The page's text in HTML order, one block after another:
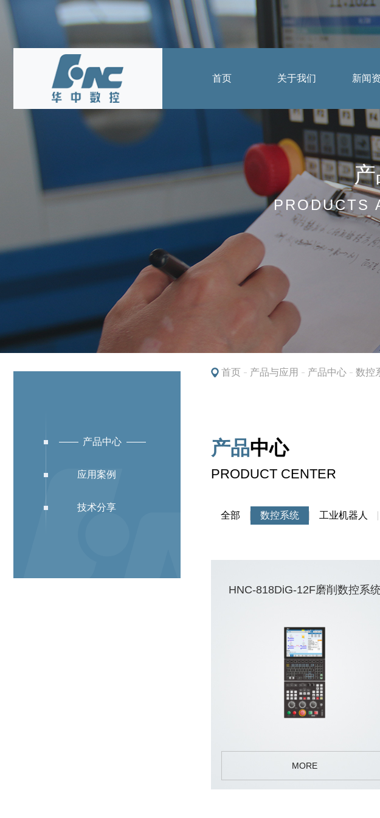
首页 关于我们
公司简介
董事长致辞
组织架构
企业文化
资质荣誉
员工风采
新闻
公司动
行业
媒体
公示公
视频
数控系统
PRODUCTS
产品中心
应用案例
技术分享
首页 产品与应用 产品中心 数控
产品中心
PRODUCT CENTER
全部 数控系统 工业机器人
HNC-818DiG-12F磨削数控系
MORE